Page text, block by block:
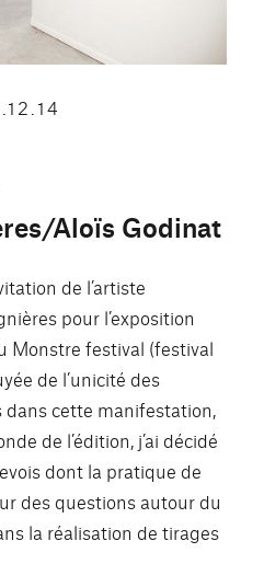
Aloïs Godinat
de l’artiste
pour l’exposition
Monstre festival (festival
de l’unicité des
dans cette manifestation,
de l’édition, j’ai décidé
dont la pratique de
des questions autour du
la réalisation de tirages